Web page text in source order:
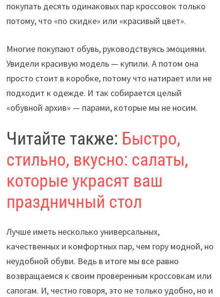
покупать десять одинаковых пар кроссовок только
потому, что «по скидке» или «красивый цвет».
Многие покупают обувь, руководствуясь эмоциями.
Увидели красивую модель — купили. А потом она
просто стоит в коробке, потому что натирает или не
подходит к одежде. И так собирается целый
«обувной архив» — парами, которые мы не носим.
Читайте также: Быстро,
стильно, вкусно: салаты,
которые украсят ваш
праздничный стол
Лучше иметь несколько универсальных,
качественных и комфортных пар, чем гору модной, но
неудобной обуви. Ведь в итоге мы все равно
возвращаемся к своим проверенным кроссовкам или
сапогам. И, честно говоря, это не только удобно, но и